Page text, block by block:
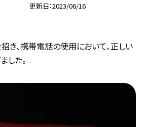
更新日 2023/06/16
き、携帯電話の使用において、正しい
した。